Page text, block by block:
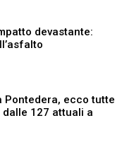
devastante:
Pontedera, ecco tutte
dalle 127 attuali a